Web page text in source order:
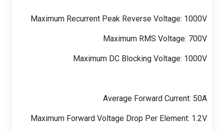
Maximum Recurrent Peak Reverse Voltage: 1000V
Maximum RMS Voltage: 700V
Maximum DC Blocking Voltage: 1000V
Average Forward Current: 50A
Maximum Forward Voltage Drop Per Element: 1.2V